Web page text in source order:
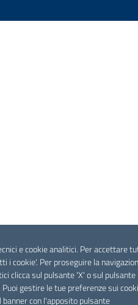
e cookie analitici. Per accettare
i cookie'. Per proseguire la
clicca sul pulsante 'X' o sul pulsante
gestire le tue preferenze sui
con l'apposito pulsante